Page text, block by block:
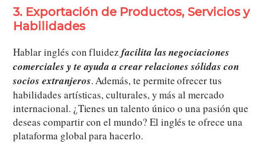
3. Exportación de Productos, Servicios y
Habilidades
Hablar inglés con fluidezfacilita las negociaciones
comerciales y te ayuda a crear relaciones sólidas con
socios extranjeros. Además, te permite ofrecer tus
habilidades artísticas, culturales, y más al mercado
internacional. ¿Tienes un talento único o una pasión que
deseas compartir con el mundo? El inglés te ofrece una
plataforma global para hacerlo.